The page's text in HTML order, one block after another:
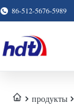
86-512-5676-5989
продукты